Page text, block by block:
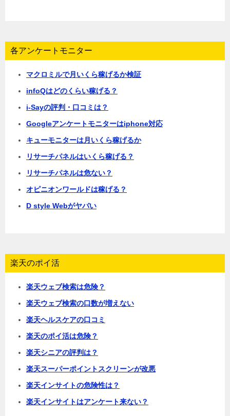
各アンケートモニター
マクロミルで月いくら稼げるか検証
infoQはどのくらい稼げる？
i-Sayの評判・口コミは？
Googleアンケートモニターはiphone対応
キューモニターは月いくら稼げるか
リサーチパネルはいくら稼げる？
リサーチパネルは危ない？
オピニオンワールドは稼げる？
D style Webがヤバい
楽天のポイ活
楽天ウェブ検索は危険？
楽天ウェブ検索の口数が増えない
楽天ヘルスケアの口コミ
楽天のポイ活は危険？
楽天シニアの評判は？
楽天スーパーポイントスクリーンが改悪
楽天インサイトの危険性は？
楽天インサイトはアンケート来ない？